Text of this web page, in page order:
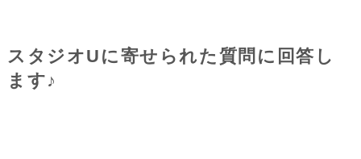
スタジオUに寄せられた質問に回答し
ます♪